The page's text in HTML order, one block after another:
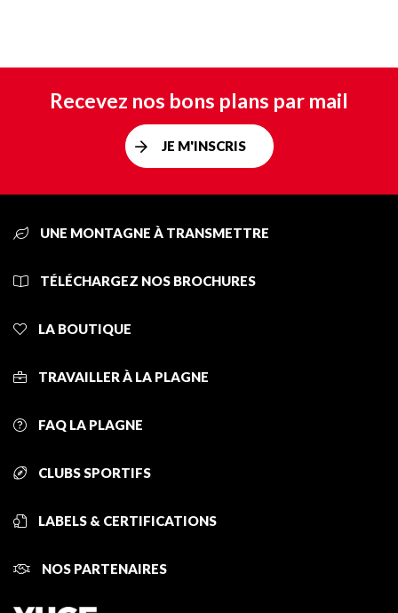
Recevez nos bons plans par mail
JE M'INSCRIS
UNE MONTAGNE À TRANSMETTRE
TÉLÉCHARGEZ NOS BROCHURES
LA BOUTIQUE
TRAVAILLER À LA PLAGNE
FAQ LA PLAGNE
CLUBS SPORTIFS
LABELS & CERTIFICATIONS
NOS PARTENAIRES